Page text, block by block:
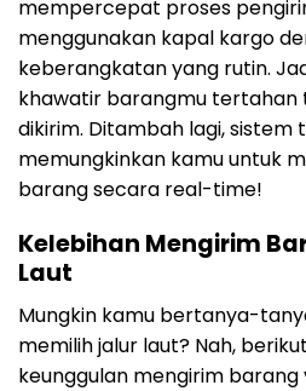
mempercepat proses
menggunakan kapal kargo
keberangkatan yang rutin.
khawatir barangmu tertahan
dikirim. Ditambah lagi, sistem
memungkinkan kamu untuk
barang secara real-time!
Kelebihan Mengirim
Laut
Mungkin kamu bertanya-
memilih jalur laut? Nah,
keunggulan mengirim barang